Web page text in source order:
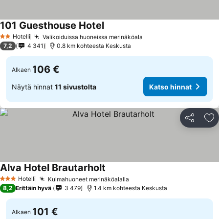
2 Tähtiluokitus
Hotelli Valikoiduissa huoneissa merinäköala
101 Guesthouse Hotel
7,2 4 341 0.8 km kohteesta Keskusta
Alkaen 106 €
Näytä hinnat 11 sivustolta Katso hinnat
Jaa
3 Tähtiluokitus
Hotelli Kulmahuoneet merinäköalalla
Alva Hotel Brautarholt
8,2 Erittäin hyvä 3 479 1.4 km kohteesta Keskusta
Alkaen 101 €